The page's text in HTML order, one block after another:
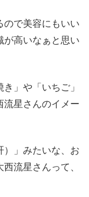
ので美容にもいい
が高いなぁと思い
」や「いちご」
流星さんのイメー
）」みたいな、お
流星さんって、